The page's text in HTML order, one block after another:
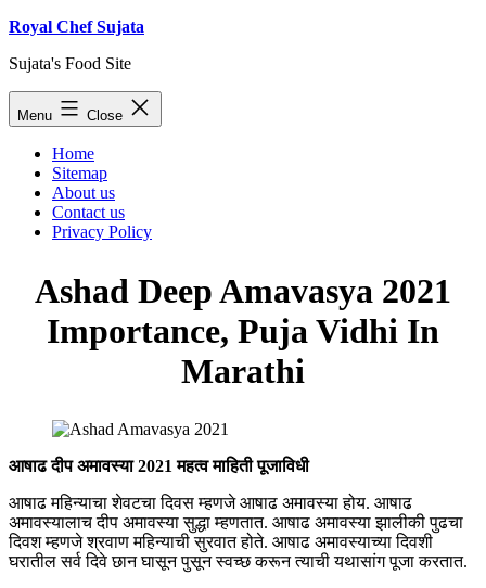
Skip
content
Royal Chef Sujata
Sujata's Food Site
Menu Close
Home
Sitemap
About us
Contact us
Privacy Policy
Ashad Deep Amavasya 2021
Importance, Puja Vidhi In
Marathi
आषाढ दीप अमावस्या 2021 महत्व माहिती पूजाविधी
आषाढ महिन्याचा शेवटचा दिवस म्हणजे आषाढ अमावस्या होय. आषाढ
अमावस्यालाच दीप अमावस्या सुद्धा म्हणतात. आषाढ अमावस्या झालीकी पुढचा
दिवश म्हणजे श्रवाण महिन्याची सुरवात होते. आषाढ अमावस्याच्या दिवशी
घरातील सर्व दिवे छान घासून पुसून स्वच्छ करून त्याची यथासांग पूजा करतात.